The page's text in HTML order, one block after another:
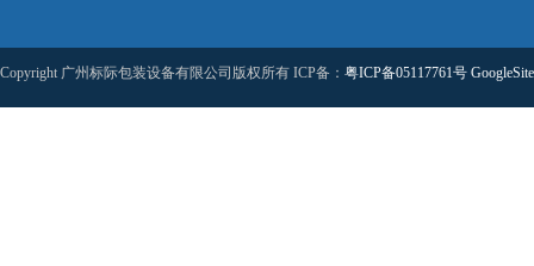
Copyright 广州标际包装设备有限公司版权所有 ICP备： 粤ICP备05117761号